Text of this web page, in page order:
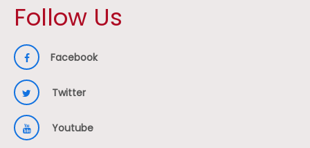
Follow Us
Facebook
Twitter
Youtube